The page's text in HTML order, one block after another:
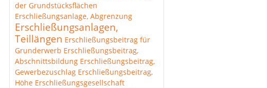
der Grundstücksflächen
Erschließungsanlage, Abgrenzung
Erschließungsanlagen,
Teillängen Erschließungsbeitrag für
Grunderwerb Erschließungsbeitrag,
Abschnittsbildung Erschließungsbeitrag,
Gewerbezuschlag Erschließungsbeitrag,
Höhe Erschließungsgesellschaft